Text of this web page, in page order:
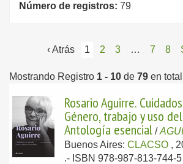
Número de registros: 79
‹ Atrás 1 2 3 … 7 8
Mostrando Registro 1 - 10 de 79 en total
Rosario Aguirre.
Género, trabajo y uso
Antología esencial /
Buenos Aires: CLACSO ,
.- ISBN 978-987-813-744-5